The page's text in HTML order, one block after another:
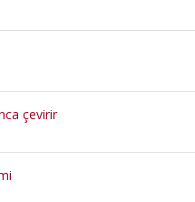
çevirir